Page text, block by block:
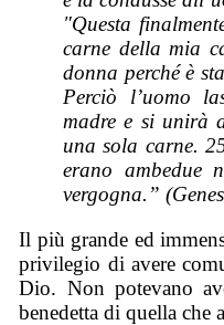
"Questa
carne della mia
donna perché è
Perciò l’uomo
madre e si unirà
una sola carne.
erano ambedue
vergogna.”
Il più grande ed
privilegio di avere
Dio. Non potevano
benedetta di quella che